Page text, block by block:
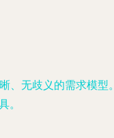
、无歧义的需求模型。
。